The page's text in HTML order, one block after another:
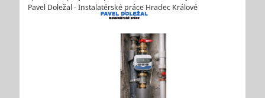
Pavel Doležal - Instalatérské práce Hradec Králové